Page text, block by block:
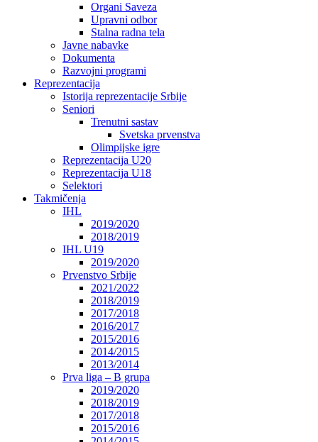
Organi Saveza
Upravni odbor
Stalna radna tela
Javne nabavke
Dokumenta
Razvojni programi
Reprezentacija
Istorija reprezentacije Srbije
Seniori
Trenutni sastav
Svetska prvenstva
Olimpijske igre
Reprezentacija U20
Reprezentacija U18
Selektori
Takmičenja
IHL
2019/2020
2018/2019
IHL U19
2019/2020
Prvenstvo Srbije
2021/2022
2018/2019
2017/2018
2016/2017
2015/2016
2014/2015
2013/2014
Prva liga – B grupa
2019/2020
2018/2019
2017/2018
2015/2016